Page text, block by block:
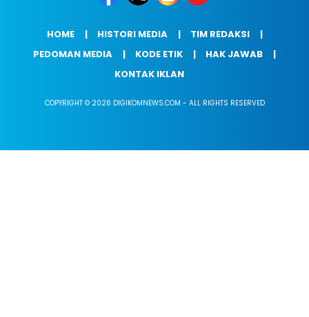
HOME HISTORI MEDIA
TIM REDAKSI
PEDOMAN MEDIA
KODE ETIK
HAK JAWAB
KONTAK IKLAN
COPYRIGHT © 2026 DIGIKOMNEWS.COM - ALL RIGHTS RESERVED